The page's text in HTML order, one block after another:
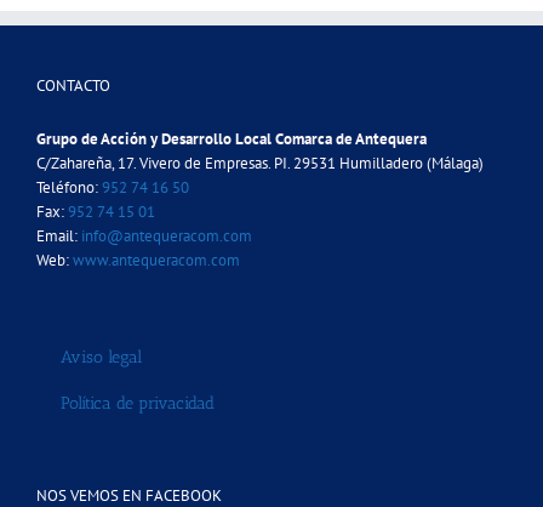
CONTACTO
Grupo de Acción y Desarrollo Local Comarca de Antequera
C/Zahareña, 17. Vivero de Empresas. PI. 29531 Humilladero (Málaga)
Teléfono:952 74 16 50
Fax:952 74 15 01
Email: info@antequeracom.com
Web:www.antequeracom.com
Aviso legal
Política de privacidad
NOS VEMOS EN FACEBOOK